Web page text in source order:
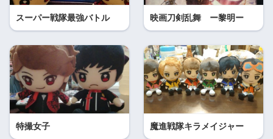
スーパー戦隊最強バトル 映画刀剣乱舞 ー黎明ー
特撮女子 魔進戦隊キラメイジャー